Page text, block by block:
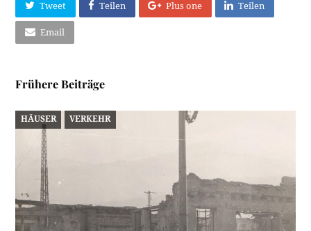
Tweet Teilen Plus one Teilen
Email
Frühere Beiträge
HÄUSER VERKEHR